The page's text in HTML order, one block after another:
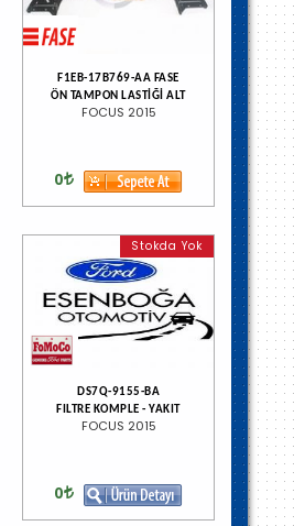
F1EB-17B769-AA FASE
ÖN TAMPON LASTİĞİ ALT
FOCUS 2015
0
Stokda Yok
DS7Q-9155-BA
FILTRE KOMPLE - YAKIT
FOCUS 2015
0